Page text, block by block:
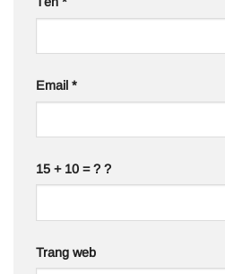
Email *
15 + 10 = ? ?
Trang web